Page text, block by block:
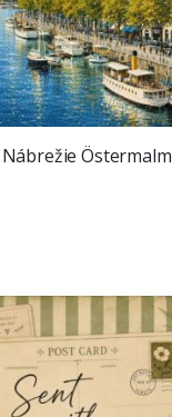
Östermalm